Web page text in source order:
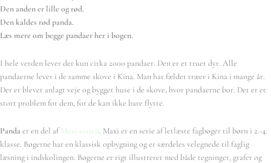
Den anden er lille og rød.
Den kaldes rød panda.
Læs mere om begge pandaer her i bogen.
I hele verden lever der kun cirka 2000 pandaer. Den er et truet dyr. Alle
pandaerne lever i de samme skove i Kina. Man har fældet træer i Kina i mange år.
Der er blevet anlagt veje og bygget huse i de skove, hvor pandaerne bor. Det er et
stort problem for dem, for de kan ikke bare flytte.
Pandaer en del afMaxi-serien. Maxi er en serie af letlæste fagbøger til børn i 2.-4.
klasse. Bøgerne har en klassisk opbygning og er særdeles velegnede til faglig
læsning i indskolingen. Bøgerne er rigt illustreret med både tegninger, grafer og